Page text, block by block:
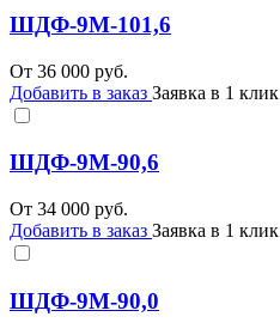
ШДФ-9М-101,6
От 36 000 руб.
Добавить в заказ Заявка в 1 клик
ШДФ-9М-90,6
От 34 000 руб.
Добавить в заказ Заявка в 1 клик
ШДФ-9М-90,0